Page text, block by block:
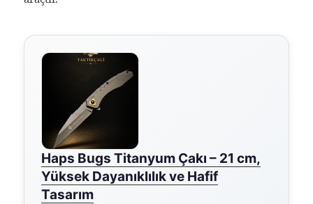
Haps Bugs Titanyum Çakı – 21 cm,
Yüksek Dayanıklılık ve Hafif
Tasarım